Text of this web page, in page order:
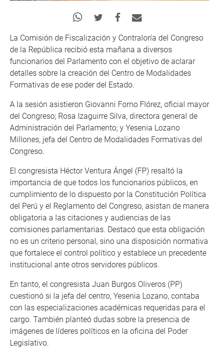
La Comisión de Fiscalización y Contraloría del Congreso
de la República recibió esta mañana a diversos
funcionarios del Parlamento con el objetivo de aclarar
detalles sobre la creación del Centro de Modalidades
Formativas de ese poder del Estado.
A la sesión asistieron Giovanni Forno Flórez, oficial mayor
del Congreso; Rosa Izaguirre Silva, directora general de
Administración del Parlamento; y Yesenia Lozano
Millones, jefa del Centro de Modalidades Formativas del
Congreso.
El congresista Héctor Ventura Ángel (FP) resaltó la
importancia de que todos los funcionarios públicos, en
cumplimiento de lo dispuesto por la Constitución Política
del Perú y el Reglamento del Congreso, asistan de manera
obligatoria a las citaciones y audiencias de las
comisiones parlamentarias. Destacó que esta obligación
no es un criterio personal, sino una disposición normativa
que fortalece el control político y establece un precedente
institucional ante otros servidores públicos.
En tanto, el congresista Juan Burgos Oliveros (PP)
cuestionó si la jefa del centro, Yesenia Lozano, contaba
con las especializaciones académicas requeridas para el
cargo. También planteó dudas sobre la presencia de
imágenes de líderes políticos en la oficina del Poder
Legislativo.